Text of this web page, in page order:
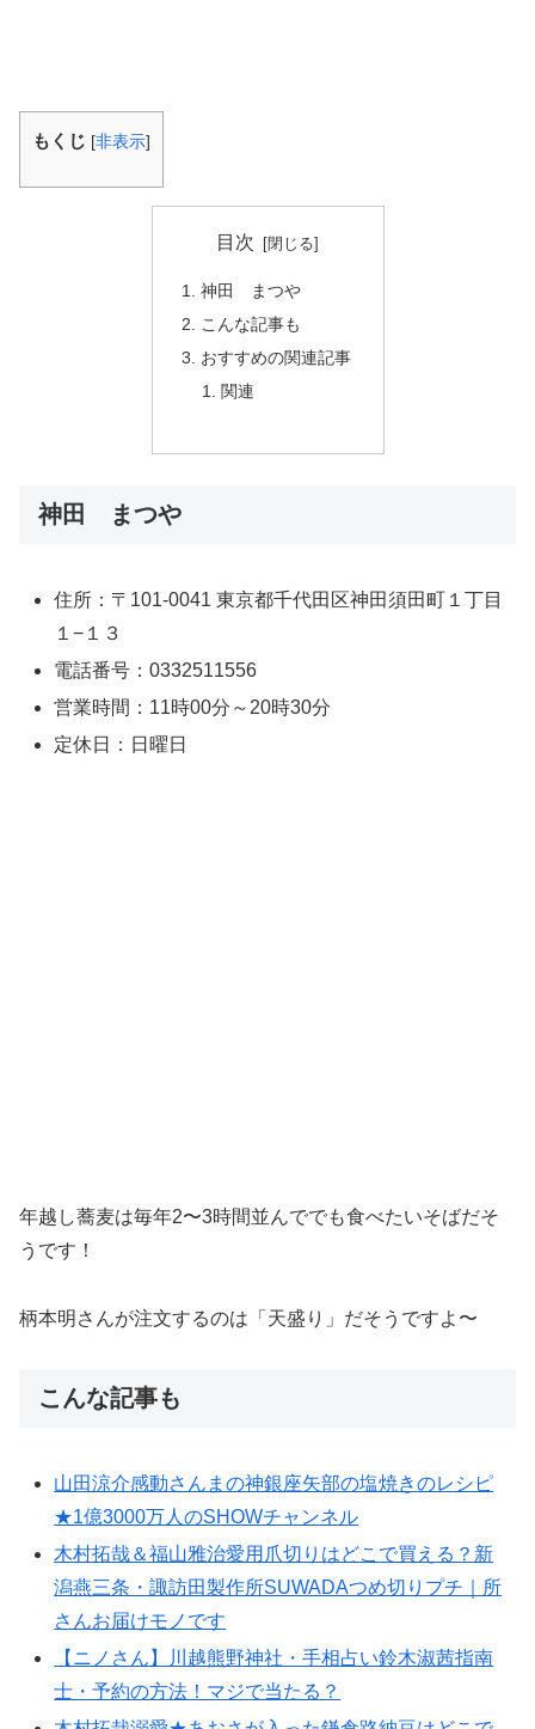
もくじ [非表示]
目次
神田 まつや
こんな記事も
おすすめの関連記事
関連
神田 まつや
住所：〒101-0041 東京都千代田区神田須田町１丁目
１−１３
電話番号：0332511556
営業時間：11時00分～20時30分
定休日：日曜日
年越し蕎麦は毎年2〜3時間並んででも食べたいそばだそ
うです！
柄本明さんが注文するのは「天盛り」だそうですよ〜
こんな記事も
山田涼介感動さんまの神銀座矢部の塩焼きのレシピ
★1億3000万人のSHOWチャンネル
木村拓哉＆福山雅治愛用爪切りはどこで買える？新
潟燕三条・諏訪田製作所SUWADAつめ切りプチ｜所
さんお届けモノです
【ニノさん】川越熊野神社・手相占い鈴木淑茜指南
士・予約の方法！マジで当たる？